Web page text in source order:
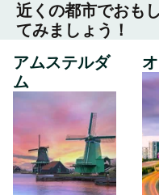
近くの都市でおも
てみましょう！
アムステルダ
ム